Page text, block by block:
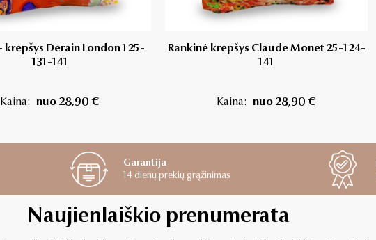
krepšys Derain London 125-
131-141
Kaina: nuo 28,90 €
Rankinė krepšys Claude Monet 25-124-
141
Kaina: nuo 28,90 €
Garantija
14 dienų prekių grąžinimas
Naujienlaiškio prenumerata